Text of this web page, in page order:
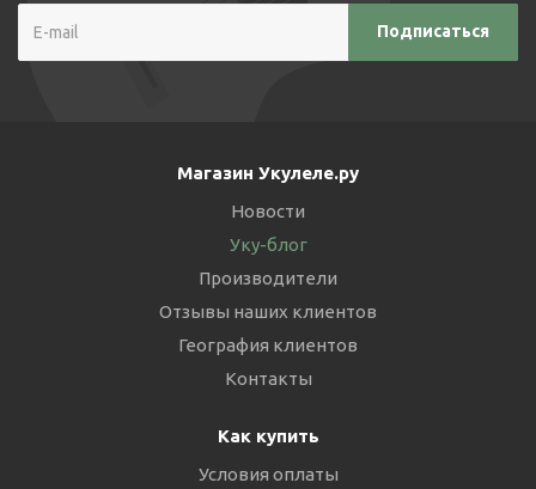
Магазин Укулеле.ру
Новости
Уку-блог
Производители
Отзывы наших клиентов
География клиентов
Контакты
Как купить
Условия оплаты